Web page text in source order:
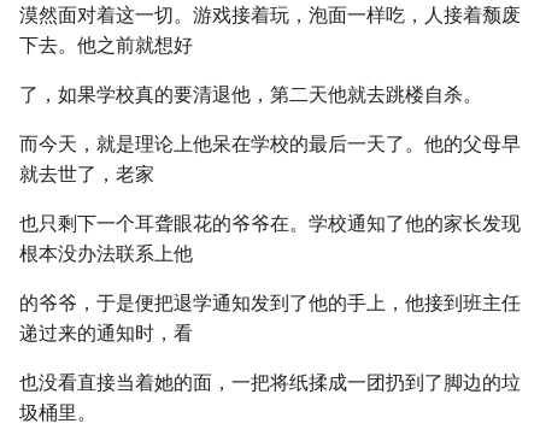
漠然面对着这一切。游戏接着玩，泡面一样吃，人接着颓废
下去。他之前就想好
了，如果学校真的要清退他，第二天他就去跳楼自杀。
而今天，就是理论上他呆在学校的最后一天了。他的父母早
就去世了，老家
也只剩下一个耳聋眼花的爷爷在。学校通知了他的家长发现
根本没办法联系上他
的爷爷，于是便把退学通知发到了他的手上，他接到班主任
递过来的通知时，看
也没看直接当着她的面，一把将纸揉成一团扔到了脚边的垃
圾桶里。